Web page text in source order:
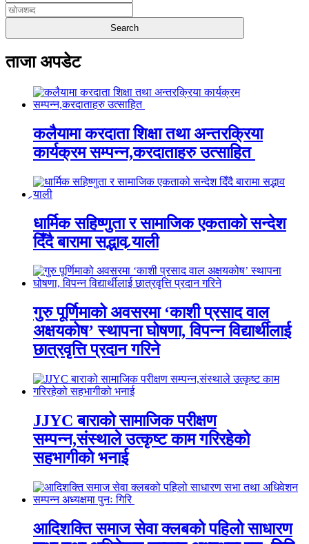
ताजा अपडेट
कलैयामा करदाता शिक्षा तथा अन्तरक्रिया
कार्यक्रम सम्पन्न,करदाताहरु उत्साहित
धार्मिक सहिष्णुता र सामाजिक एकताको सन्देश
दिँदै बारामा सद्भाव र्‍याली
गुरु पूर्णिमाको अवसरमा ‘काशी प्रसाद वाल
अक्षयकोष’ स्थापना घोषणा, विपन्न विद्यार्थीलाई
छात्रवृत्ति प्रदान गरिने
JJYC बाराको सामाजिक परीक्षण
सम्पन्न,संस्थाले उत्कृष्ट काम गरिरहेको
सहभागीको भनाई
आदिशक्ति समाज सेवा क्लबको पहिलो साधारण